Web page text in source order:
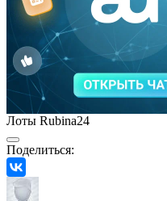
Лоты Rubina24
Поделиться: